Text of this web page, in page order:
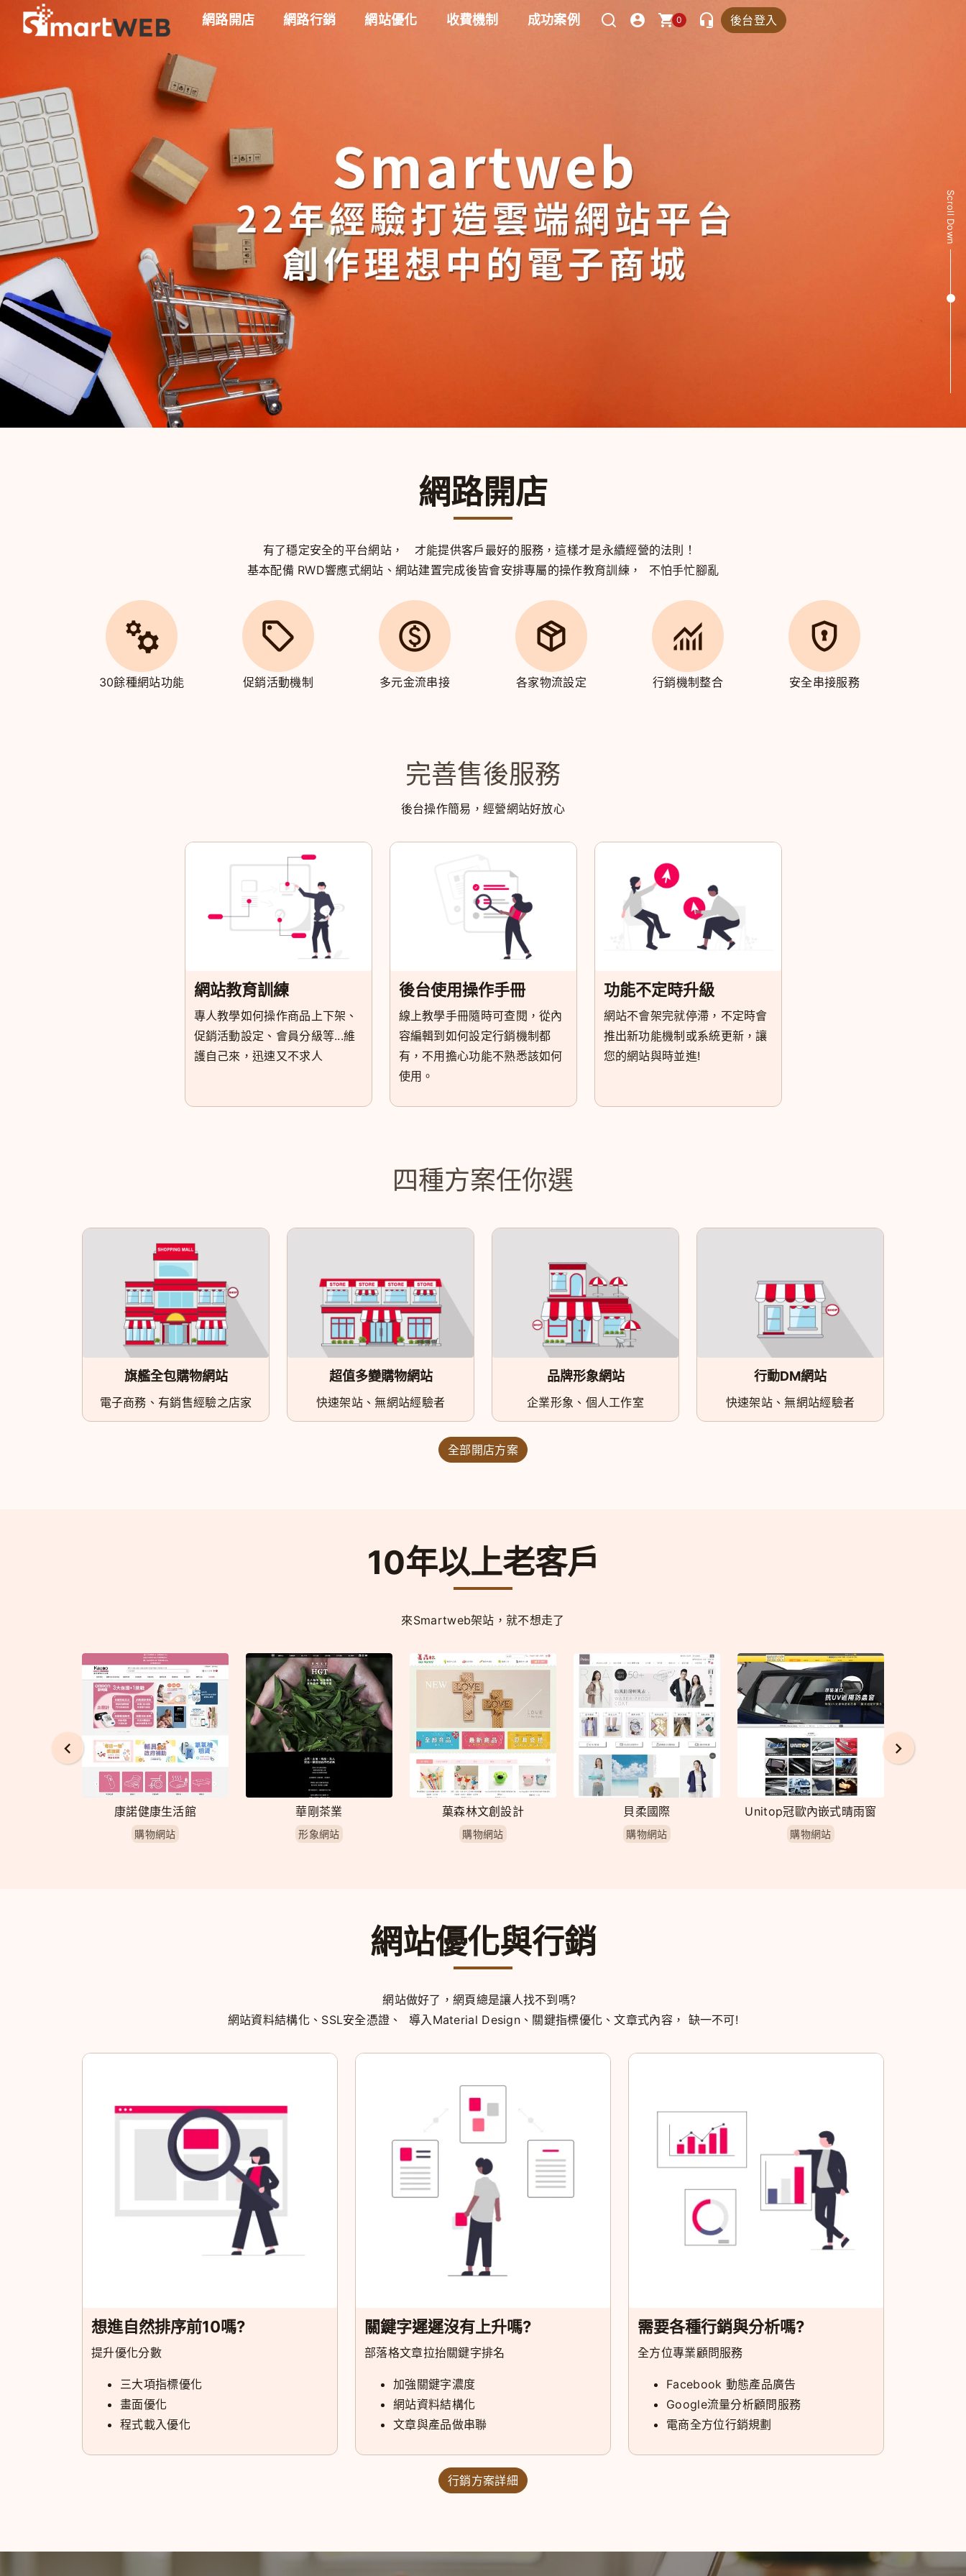
網路開店 網路行銷 網站優化 收費機制 成功案例 0 後台登入
Scroll Down
網路開店
有了穩定安全的平台網站， 才能提供客戶最好的服務，這樣才是永續經營的法則！
基本配備 RWD響應式網站、網站建置完成後皆會安排專屬的操作教育訓練， 不怕手忙腳亂
30餘種網站功能 促銷活動機制 多元金流串接 各家物流設定 行銷機制整合 安全串接服務
完善售後服務
後台操作簡易，經營網站好放心
網站教育訓練
專人教學如何操作商品上下架、
促銷活動設定、會員分級等...維
護自己來，迅速又不求人
後台使用操作手冊
線上教學手冊隨時可查閱，從內
容編輯到如何設定行銷機制都
有，不用擔心功能不熟悉該如何
使用。
功能不定時升級
網站不會架完就停滯，不定時會
推出新功能機制或系統更新，讓
您的網站與時並進!
四種方案任你選
旗艦全包購物網站
電子商務、有銷售經驗之店家
超值多變購物網站
快速架站、無網站經驗者
品牌形象網站
企業形象、個人工作室
行動DM網站
快速架站、無網站經驗者
全部開店方案
10年以上老客戶
來Smartweb架站，就不想走了
康諾健康生活館
購物網站
華剛茶業
形象網站
菓森林文創設計
購物網站
貝柔國際
購物網站
Unitop冠歐內嵌式晴雨窗
購物網站
網站優化與行銷
網站做好了，網頁總是讓人找不到嗎?
網站資料結構化、SSL安全憑證、 導入Material Design、關鍵指標優化、文章式內容， 缺一不可!
想進自然排序前10嗎?
提升優化分數
三大項指標優化
畫面優化
程式載入優化
關鍵字遲遲沒有上升嗎?
部落格文章拉抬關鍵字排名
加強關鍵字濃度
網站資料結構化
文章與產品做串聯
需要各種行銷與分析嗎?
全方位專業顧問服務
Facebook 動態產品廣告
Google流量分析顧問服務
電商全方位行銷規劃
行銷方案詳細